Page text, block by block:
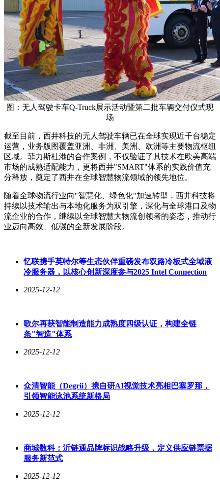
图：无人驾驶卡车Q-Truck展示活动暨第二批车辆交付仪式现
场
截至目前，西井科技的无人驾驶车辆已在全球实现近千台稳定
运营，业务版图覆盖亚洲、非洲、美洲、欧洲等主要物流枢纽
区域。菲力斯杜港的合作案例，不仅验证了其技术在欧美高端
市场的成熟适配能力，更将西井"SMART"体系的实践价值充
分释放，奠定了西井在全球智慧物流领域的领先地位。
随着全球物流行业向"智慧化、绿色化"加速转型，西井科技将
持续以技术输出与本地化服务为双引擎，深化与全球港口及物
流企业的合作，继续以全球智慧大物流创领者的姿态，推动行
业迈向高效、低碳的全新发展阶段。
忆联携手英特尔等生态伙伴重磅发布双路冷板式全域液
冷服务器，以核心创新深度参与2025 Intel Connection
2025-12-12
歌尔再获智能制造能力成熟度四级认证，构建全链
条"智造"体系
2025-12-12
众清智能（Degrii）携自研AI视觉技术亮相巴塞罗那，
引领智能泳池系统新格局
2025-12-12
商城数科：沂链通品牌标识战略升级，定义供应链票据
服务新范式
2025-12-12